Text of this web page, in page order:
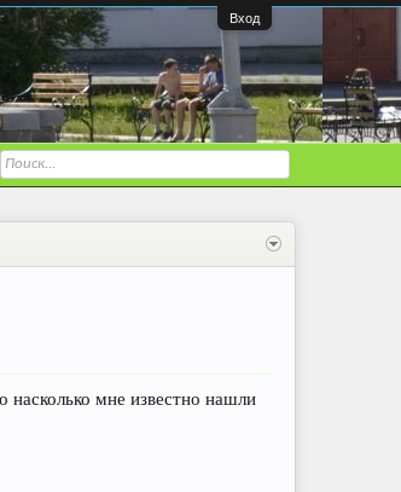
Вход
мне известно нашли